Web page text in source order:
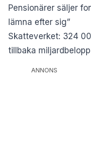
Pensionärer säljer
lämna efter sig”
Skatteverket: 324
tillbaka miljardbelopp
ANNONS